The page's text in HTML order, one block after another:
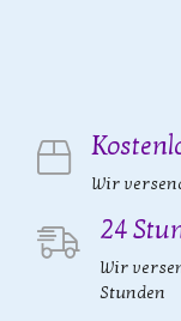
Wir
24
Wir
Stunden